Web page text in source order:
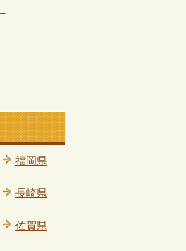
福岡県
長崎県
佐賀県